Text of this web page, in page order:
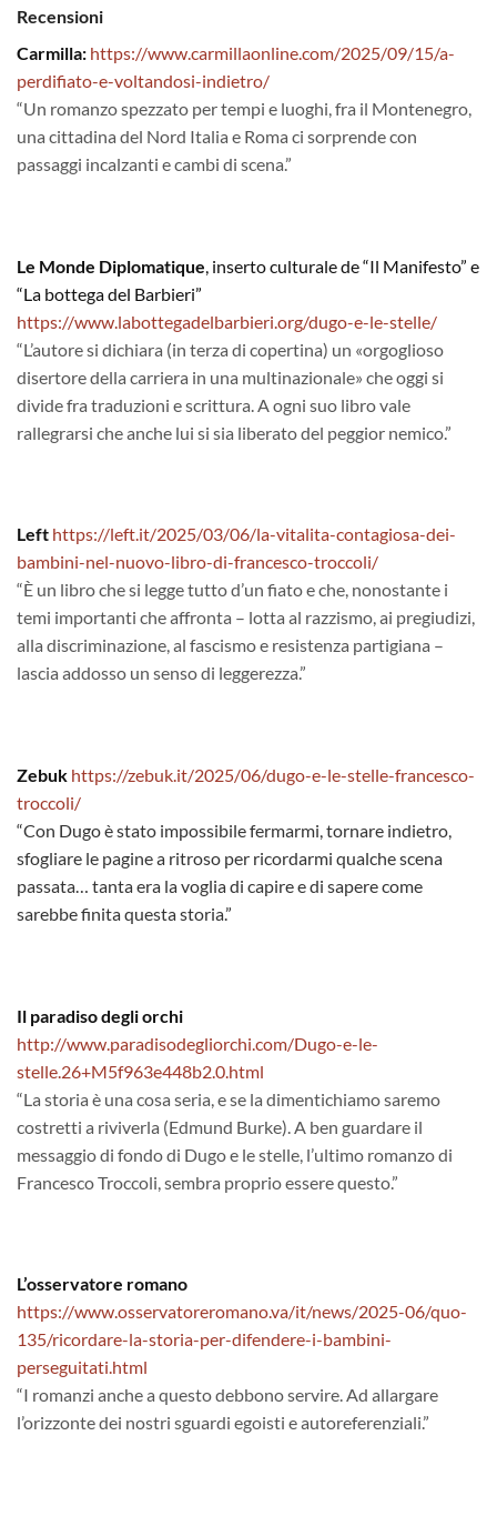
Recensioni
Carmilla: https://www.carmillaonline.com/2025/09/15/a-
perdifiato-e-voltandosi-indietro/
“Un romanzo spezzato per tempi e luoghi, fra il Montenegro,
una cittadina del Nord Italia e Roma ci sorprende con
passaggi incalzanti e cambi di scena.”
Le Monde Diplomatique , inserto culturale de “Il Manifesto” e
“La bottega del Barbieri”
https://www.labottegadelbarbieri.org/dugo-e-le-stelle/
“L’autore si dichiara (in terza di copertina) un «orgoglioso
disertore della carriera in una multinazionale» che oggi si
divide fra traduzioni e scrittura. A ogni suo libro vale
rallegrarsi che anche lui si sia liberato del peggior nemico.”
Left https://left.it/2025/03/06/la-vitalita-contagiosa-dei-
bambini-nel-nuovo-libro-di-francesco-troccoli/
“È un libro che si legge tutto d’un fiato e che, nonostante i
temi importanti che affronta – lotta al razzismo, ai pregiudizi,
alla discriminazione, al fascismo e resistenza partigiana –
lascia addosso un senso di leggerezza.”
Zebuk https://zebuk.it/2025/06/dugo-e-le-stelle-francesco-
troccoli/
“Con Dugo è stato impossibile fermarmi, tornare indietro,
sfogliare le pagine a ritroso per ricordarmi qualche scena
passata… tanta era la voglia di capire e di sapere come
sarebbe finita questa storia.”
Il paradiso degli orchi
http://www.paradisodegliorchi.com/Dugo-e-le-
stelle.26+M5f963e448b2.0.html
“La storia è una cosa seria, e se la dimentichiamo saremo
costretti a riviverla (Edmund Burke). A ben guardare il
messaggio di fondo di Dugo e le stelle, l’ultimo romanzo di
Francesco Troccoli, sembra proprio essere questo.”
L’osservatore romano
https://www.osservatoreromano.va/it/news/2025-06/quo-
135/ricordare-la-storia-per-difendere-i-bambini-
perseguitati.html
“I romanzi anche a questo debbono servire. Ad allargare
l’orizzonte dei nostri sguardi egoisti e autoreferenziali.”